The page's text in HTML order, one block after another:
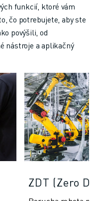
funkcií, ktoré vám
čo potrebujete, aby ste
povýšili, od
nástroje a aplikačný
ZDT (Zero